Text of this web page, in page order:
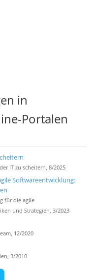
in
Portalen
IT zu scheitern, 8/2025
Softwareentwicklung:
für die agile
und Strategien, 3/2023
12/2020
3/2010